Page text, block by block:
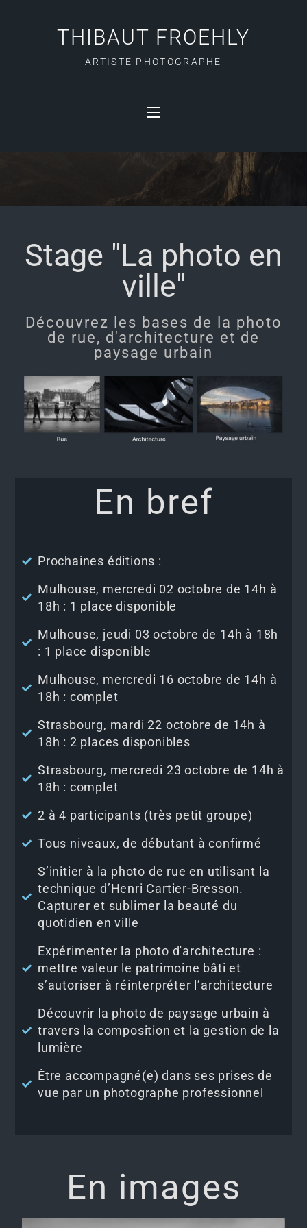
THIBAUT FROEHLY
ARTISTE PHOTOGRAPHE
STAGE « LA PHOTO EN
Stage "La photo en
ville"
Découvrez les bases de la photo
de rue, d'architecture et de
paysage urbain
En bref
Prochaines éditions :
Mulhouse, mercredi 02 octobre de 14h à
18h : 1 place disponible
Mulhouse, jeudi 03 octobre de 14h à 18h
: 1 place disponible
Mulhouse, mercredi 16 octobre de 14h à
18h : complet
Strasbourg, mardi 22 octobre de 14h à
18h : 2 places disponibles
Strasbourg, mercredi 23 octobre de 14h à
18h : complet
2 à 4 participants (très petit groupe)
Tous niveaux, de débutant à confirmé
S’initier à la photo de rue en utilisant la
technique d’Henri Cartier-Bresson.
Capturer et sublimer la beauté du
quotidien en ville
Expérimenter la photo d'architecture :
mettre valeur le patrimoine bâti et
s’autoriser à réinterpréter l’architecture
Découvrir la photo de paysage urbain à
travers la composition et la gestion de la
lumière
Être accompagné(e) dans ses prises de
vue par un photographe professionnel
En images